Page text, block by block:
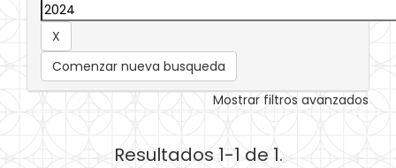
Comenzar nueva busqueda
Mostrar filtros avanzados
Resultados 1-1 de 1.